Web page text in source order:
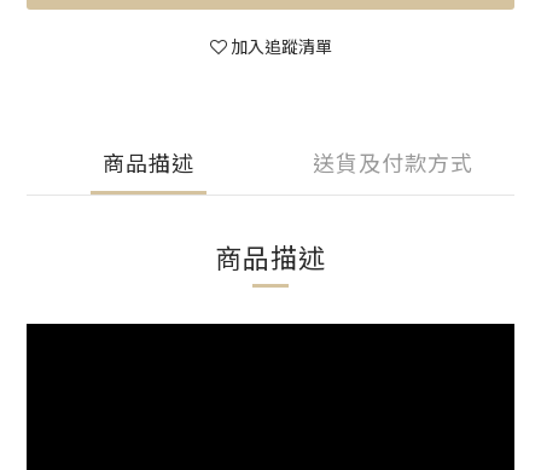
加入追蹤清單
商品描述 送貨及付款方式
商品描述